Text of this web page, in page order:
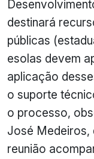
destinará
públicas
esolas devem
aplicação
o suporte
o processo,
José Medeiros,
reunião